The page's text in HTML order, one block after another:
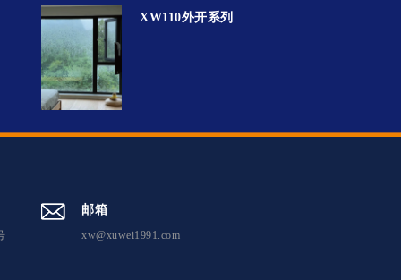
XW110外开系列
邮箱
xw@xuwei1991.com